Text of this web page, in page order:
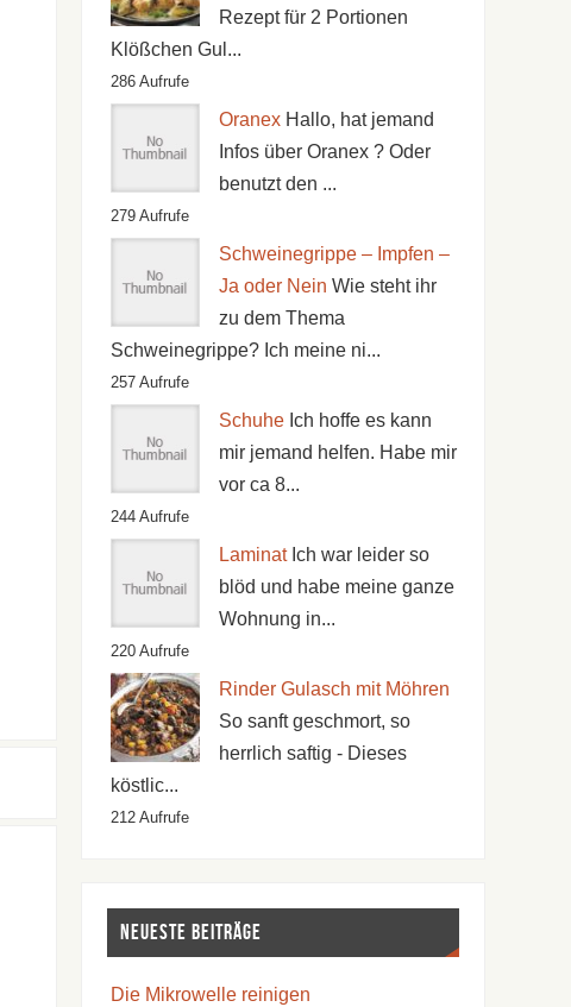
Rezept für 2 Portionen
Klößchen Gul...
286 Aufrufe
Oranex Hallo, hat jemand
Infos über Oranex ? Oder
benutzt den ...
279 Aufrufe
Schweinegrippe – Impfen –
Ja oder Nein Wie steht ihr
zu dem Thema
Schweinegrippe? Ich meine ni...
257 Aufrufe
Schuhe Ich hoffe es kann
mir jemand helfen. Habe mir
vor ca 8...
244 Aufrufe
Laminat Ich war leider so
blöd und habe meine ganze
Wohnung in...
220 Aufrufe
Rinder Gulasch mit Möhren
So sanft geschmort, so
herrlich saftig - Dieses
köstlic...
212 Aufrufe
Neueste Beiträge
Die Mikrowelle reinigen